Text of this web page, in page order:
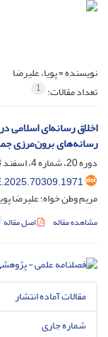
نویسنده =پویا، علیرضا
تعداد مقالات: 1
اخلاق رسانه‌ای اسلامی
رسانه‌های برون‌مرزی
دوره 20، شماره 4، اسفند 1403، صفحه
مریم وطن خواه؛ علیرضا
مشاهده مقاله اصل مقاله
مقالات آماده انتشار
شماره جاری